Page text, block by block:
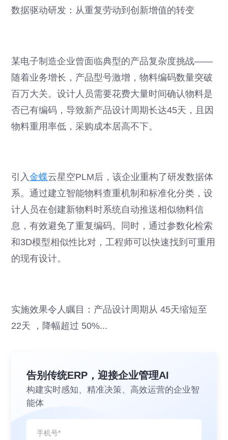
数据驱动研发：从重复劳动到创新增值的转变
某电子制造企业曾面临典型的产品复杂度挑战——
随着业务增长，产品型号激增，物料编码数量突破
百万大关。设计人员需要花费大量时间确认物料是
否已有编码，导致新产品设计周期长达45天，且因
物料重用率低，采购成本居高不下。
引入金蝶云星空PLM后，该企业重构了研发数据体
系。通过建立智能物料查重机制和标准化分类，设
计人员在创建新物料时系统自动推送相似物料信
息，有效避免了重复编码。同时，通过参数化检索
和3D模型相似性比对，工程师可以快速找到可重用
的现有设计。
实施效果令人瞩目：产品设计周期从 45天缩短至
22天 ，降幅超过 50%...
告别传统ERP，迎接企业管理AI
构建实时感知、精准决策、高效运营的企业智
能体